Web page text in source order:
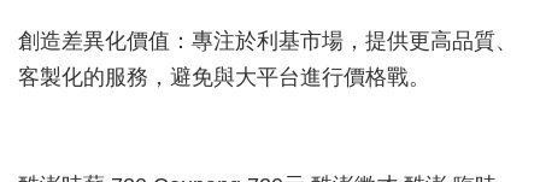
創造差異化價值：專注於利基市場，提供更高品質、
客製化的服務，避免與大平台進行價格戰。